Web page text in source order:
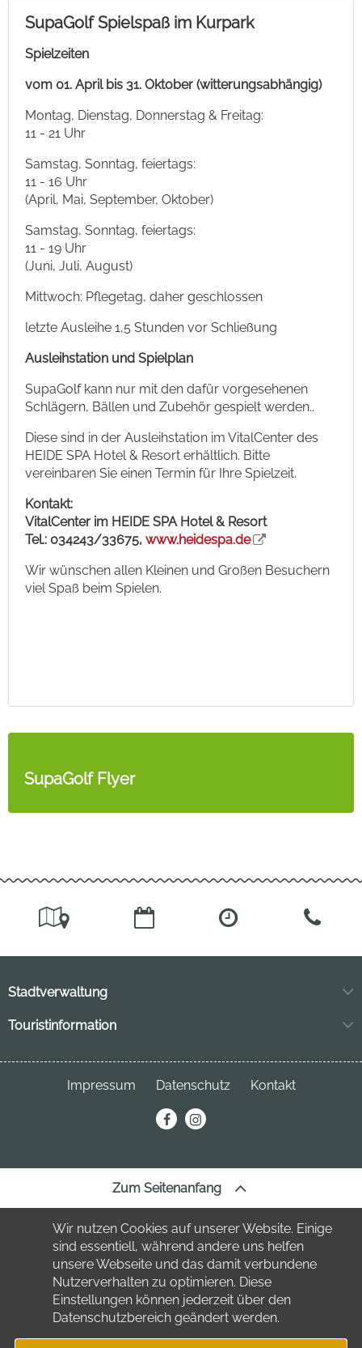
SupaGolf Spielspaß im Kurpark
Spielzeiten
vom 01. April bis 31. Oktober (witterungsabhängig)
Montag, Dienstag, Donnerstag & Freitag:
11 - 21 Uhr
Samstag, Sonntag, feiertags:
11 - 16 Uhr
(April, Mai, September, Oktober)
Samstag, Sonntag, feiertags:
11 - 19 Uhr
(Juni, Juli, August)
Mittwoch: Pflegetag, daher geschlossen
letzte Ausleihe 1,5 Stunden vor Schließung
Ausleihstation und Spielplan
SupaGolf kann nur mit den dafür vorgesehenen
Schlägern, Bällen und Zubehör gespielt werden..
Diese sind in der Ausleihstation im VitalCenter des
HEIDE SPA Hotel & Resort erhältlich. Bitte
vereinbaren Sie einen Termin für Ihre Spielzeit.
Kontakt:
VitalCenter im HEIDE SPA Hotel & Resort
Tel.: 034243/33675, www.heidespa.de
Wir wünschen allen Kleinen und Großen Besuchern
viel Spaß beim Spielen.
SupaGolf Flyer
Stadtverwaltung
Markt 11
034243 7220
Touristinformation
Neuhofstraße 3
04849 Bad Düben
Impressum Datenschutz Kontakt
Zum Seitenanfang
Wir nutzen Cookies auf unserer Website. Einige
sind essentiell, während andere uns helfen
unsere Webseite und das damit verbundene
Nutzerverhalten zu optimieren. Diese
Einstellungen können jederzeit über den
Datenschutzbereich geändert werden.